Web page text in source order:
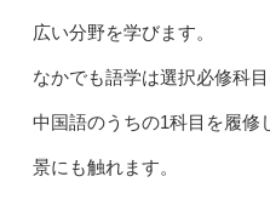
広い分野を学びます。
なかでも語学は選択必修科
中国語のうちの1科目を履修
景にも触れます。